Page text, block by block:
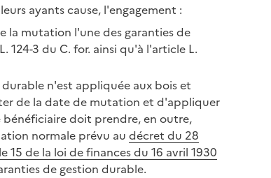
ayants cause, l'engagement :
mutation l'une des garanties de
124-3 du C. for. ainsi qu'à l'article L.
n'est appliquée aux bois et
de la date de mutation et d'appliquer
doit prendre, en outre,
normale prévu audécret du 28
de la loi de finances du 16 avril 1930
de gestion durable.